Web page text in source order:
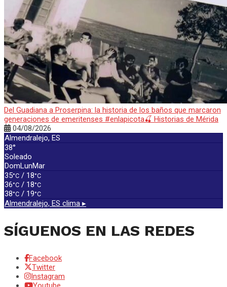
Del Guadiana a Proserpina: la historia de los baños que marcaron
generaciones de emeritenses #enlapicota🍒 Historias de Mérida
04/08/2026
Almendralejo, ES
38°
Soleado
DomLunMar
35°C / 18°C
36°C / 18°C
38°C / 19°C
Almendralejo, ES clima ▸
SÍGUENOS EN LAS REDES
Facebook
Twitter
Instagram